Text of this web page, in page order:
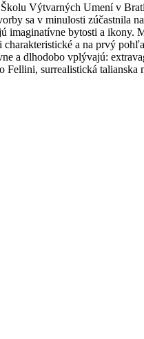
Výtvarných Umení v
sa v minulosti zúčastnila
bytosti a ikony.
a na prvý
a dlhodobo vplývajú:
surrealistická talianska